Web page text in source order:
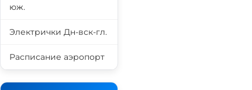
юж.
Электрички Дн-вск-гл.
Расписание аэропорт